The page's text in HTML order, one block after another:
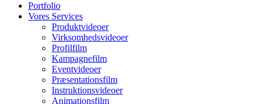
Portfolio
Vores Services
Produktvideoer
Virksomhedsvideoer
Profilfilm
Kampagnefilm
Eventvideoer
Præsentationsfilm
Instruktionsvideoer
Animationsfilm